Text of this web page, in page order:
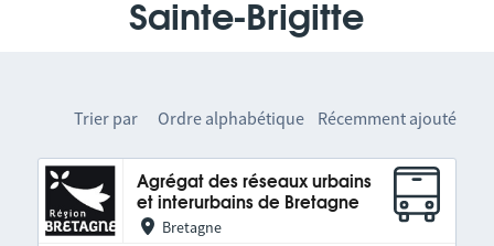
Sainte-Brigitte
Trier par Ordre alphabétique Récemment ajouté
Agrégat des réseaux urbains
et interurbains de Bretagne
Bretagne